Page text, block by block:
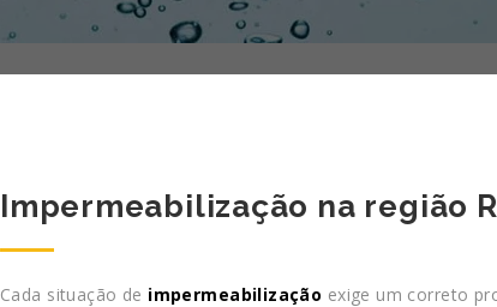
Impermeabilização na região
Cada situação de impermeabilização exige um correto